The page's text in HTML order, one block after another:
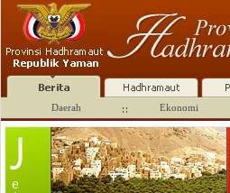
Daerah Ekonomi